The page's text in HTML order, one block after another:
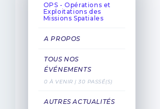
OPS - Opérations et
Exploitations des
Missions Spatiales
A PROPOS
TOUS NOS
ÉVÉNEMENTS
0 À VENIR | 30 PASSÉ(S)
AUTRES ACTUALITÉS